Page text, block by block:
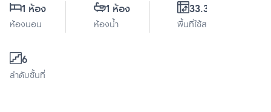
1 ห้อง
ห้องนอน
1 ห้อง
ห้องน้ำ
33.35 ตร.ม.
พื้นที่ใช้สอย
6
ลำดับชั้นที่